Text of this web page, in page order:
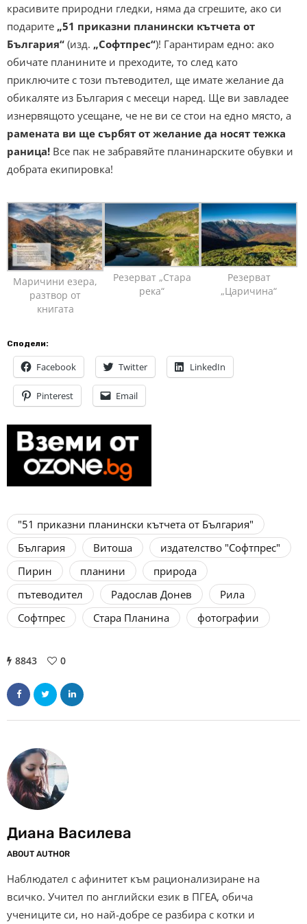
красивите природни гледки, няма да сгрешите, ако си
подарите „51 приказни планински кътчета от
България“ (изд. „Софтпрес“)! Гарантирам едно: ако
обичате планините и преходите, то след като
приключите с този пътеводител, ще имате желание да
обикаляте из България с месеци наред. Ще ви завладее
изнервящото усещане, че не ви се стои на едно място, а
рамената ви ще сърбят от желание да носят тежка
раница! Все пак не забравяйте планинарските обувки и
добрата екипировка!
Маричини езера,
разтвор от
книгата
Резерват „Стара
река“
Резерват
„Царичина“
Сподели:
Facebook Twitter LinkedIn
Pinterest Email
"51 приказни планински кътчета от България"
България
Витоша
издателство "Софтпрес"
Пирин
планини
природа
пътеводител
Радослав Донев
Рила
Софтпрес
Стара Планина фотографии
8843 0
Диана Василева
ABOUT AUTHOR
Наблюдател с афинитет към рационализиране на
всичко. Учител по английски език в ПГЕА, обича
учениците си, но най-добре се разбира с котки и